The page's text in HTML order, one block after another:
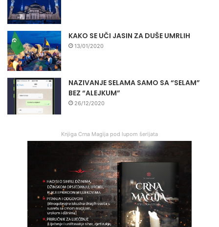
KAKO SE UČI JASIN ZA DUŠE UMRLIH
13/01/2020
NAZIVANJE SELAMA SAMO SA “SELAM”
BEZ “ALEJKUM”
26/12/2020
Knjiga Crna Magija pod lupom šerijata